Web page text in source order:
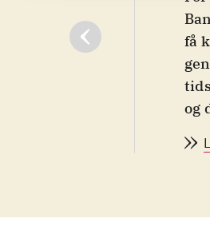
få
og